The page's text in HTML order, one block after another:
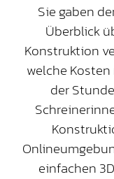
Sie gaben
Überblick
Konstruktion
welche
der
einfachen